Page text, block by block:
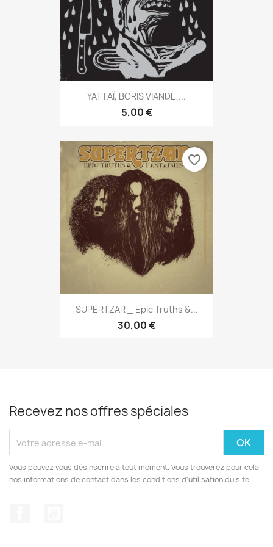
YATTAÏ, BORIS VIANDE,...
5,00 €
SUPERTZAR _ Epic Truths &...
30,00 €
favorite_border
Recevez nos offres spéciales
Vous pouvez vous désinscrire à tout moment. Vous trouverez pour cela
nos informations de contact dans les conditions d'utilisation du site.